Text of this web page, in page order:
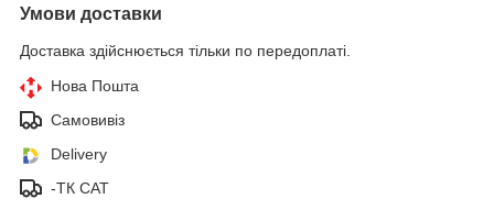
Умови доставки
Доставка здійснюється тільки по передоплаті.
Нова Пошта
Самовивіз
Delivery
-ТК САТ